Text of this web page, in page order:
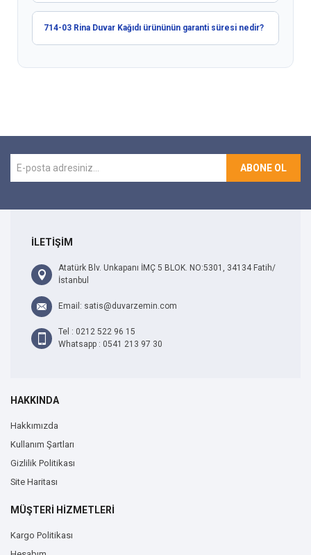
714-03 Rina Duvar Kağıdı ürününün garanti süresi nedir?
ABONE OL
İLETİŞİM
Atatürk Blv. Unkapanı İMÇ 5 BLOK. NO:5301, 34134 Fatih/
İstanbul
Email: satis@duvarzemin.com
Tel : 0212 522 96 15
Whatsapp : 0541 213 97 30
HAKKINDA
Hakkımızda
Kullanım Şartları
Gizlilik Politikası
Site Haritası
MÜŞTERİ HİZMETLERİ
Kargo Politikası